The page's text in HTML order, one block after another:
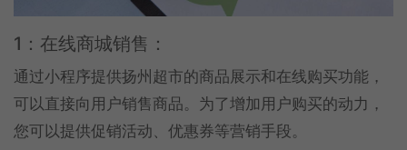
1：在线商城销售：
通过小程序提供扬州超市的商品展示和在线购买功能，
可以直接向用户销售商品。为了增加用户购买的动力，
您可以提供促销活动、优惠券等营销手段。